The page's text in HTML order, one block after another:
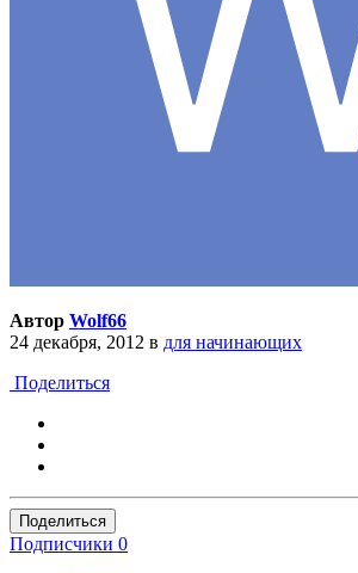
Автор Wolf66
24 декабря, 2012 в для начинающих
Поделиться
Поделиться
Подписчики 0